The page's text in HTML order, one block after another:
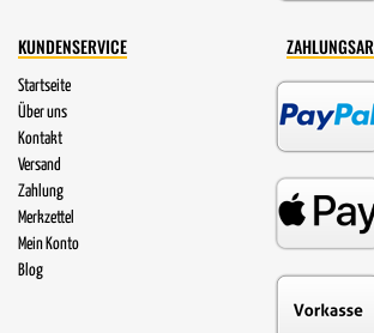
KUNDENSERVICE
Startseite
Über uns
Kontakt
Versand
Zahlung
Merkzettel
Mein Konto
Blog